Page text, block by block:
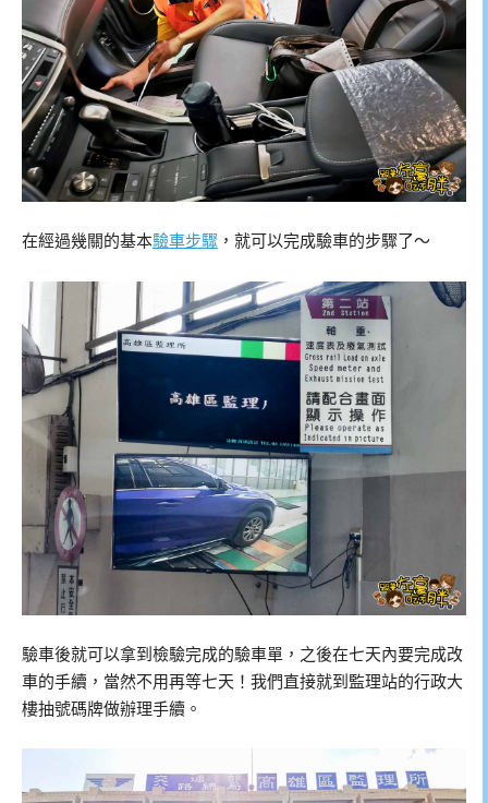
在經過幾關的基本驗車步驟 ，就可以完成驗車的步驟了～
驗車後就可以拿到檢驗完成的驗車單，之後在七天內要完成改
車的手續，當然不用再等七天！我們直接就到監理站的行政大
樓抽號碼牌做辦理手續。